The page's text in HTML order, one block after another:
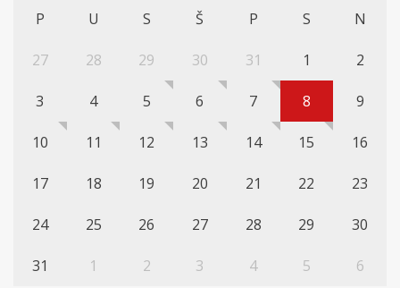
P U S Š P S N
27 28 29 30 31 1 2
3 4 5 6 7 8 9
10 11 12 13 14 15 16
17 18 19 20 21 22 23
24 25 26 27 28 29 30
31 1 2 3 4 5 6